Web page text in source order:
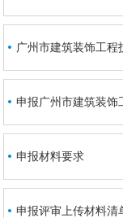
广州市建筑装饰工
申报广州市建筑装饰
申报材料要求
申报评审上传材料清